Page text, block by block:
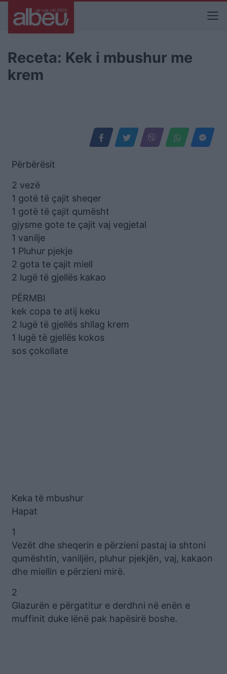
Receta: Kek i mbushur me
krem
Përbërësit
2 vezë
1 gotë të çajit sheqer
1 gotë të çajit qumësht
gjysme gote te çajit vaj vegjetal
1 vanilje
1 Pluhur pjekje
2 gota te çajit miell
2 lugë të gjellës kakao
PËRMBI
kek copa te atij keku
2 lugë të gjellës shllag krem
1 lugë të gjellës kokos
sos çokollate
Keka të mbushur
Hapat
1
Vezët dhe sheqerin e përzieni pastaj ia shtoni
qumështin, vaniljën, pluhur pjekjën, vaj, kakaon
dhe miellin e përzieni mirë.
2
Glazurën e përgatitur e derdhni në enën e
muffinit duke lënë pak hapësirë boshe.